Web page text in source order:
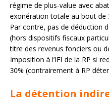
régime de plus-value avec
exonération totale au bout de
Par contre, pas de déduction
(hors dispositifs fiscaux
titre des revenus fonciers ou
Imposition à l’IFI de la RP si
30% (contrairement à RP
La détention